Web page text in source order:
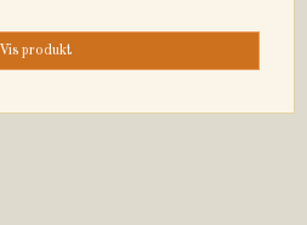
Vis produkt